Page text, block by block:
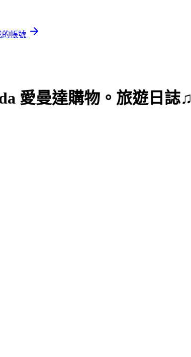
的帳號
愛曼達購物。旅遊日誌♫